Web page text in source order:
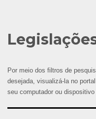
Por meio dos filtros de
desejada, visualizá-la no
seu computador ou dispositivo